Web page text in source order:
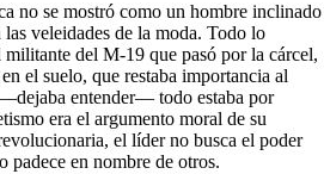
no se mostró como un hombre inclinado
veleidades de la moda. Todo lo
del M-19 que pasó por la cárcel,
el suelo, que restaba importancia al
entender— todo estaba por
era el argumento moral de su
el líder no busca el poder
padece en nombre de otros.